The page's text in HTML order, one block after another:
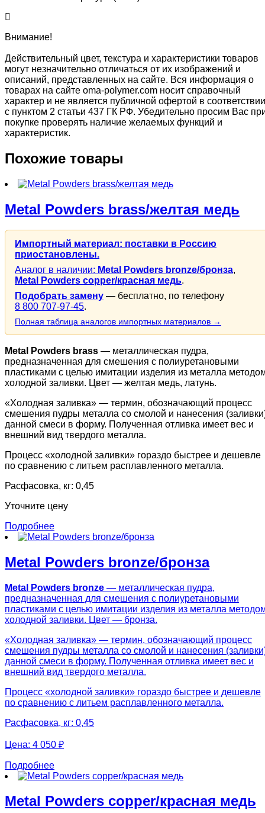
Внимание!
Действительный цвет, текстура и характеристики товаров
могут незначительно отличаться от их изображений и
описаний, представленных на сайте. Вся информация о
товарах на сайте oma-polymer.com носит справочный
характер и не является публичной офертой в соответствии
с пунктом 2 статьи 437 ГК РФ. Убедительно просим Вас
покупке проверять наличие желаемых функций и
характеристик.
Похожие товары
Metal Powders brass/желтая медь
Импортный материал: поставки в Россию
приостановлены.
Аналог в наличии: Metal Powders bronze/бронза,
Metal Powders copper/красная медь.
Подобрать замену — бесплатно, по телефону
8 800 707-97-45.
Полная таблица аналогов импортных материалов →
Metal Powders brass — металлическая пудра,
предназначенная для смешения с полиуретановыми
пластиками с целью имитации изделия из металла
холодной заливки. Цвет — желтая медь, латунь.
«Холодная заливка» — термин, обозначающий процесс
смешения пудры металла со смолой и нанесения
данной смеси в форму. Полученная отливка имеет вес и
внешний вид твердого металла.
Процесс «холодной заливки» гораздо быстрее и дешевле
по сравнению с литьем расплавленного металла.
Расфасовка, кг: 0,45
Уточните цену
Подробнее
Metal Powders bronze/бронза
Metal Powders bronze — металлическая пудра,
предназначенная для смешения с полиуретановыми
пластиками с целью имитации изделия из металла
холодной заливки. Цвет — бронза.
«Холодная заливка» — термин, обозначающий процесс
смешения пудры металла со смолой и нанесения
данной смеси в форму. Полученная отливка имеет вес и
внешний вид твердого металла.
Процесс «холодной заливки» гораздо быстрее и дешевле
по сравнению с литьем расплавленного металла.
Расфасовка, кг: 0,45
Цена: 4 050 ₽
Подробнее
Metal Powders copper/красная медь